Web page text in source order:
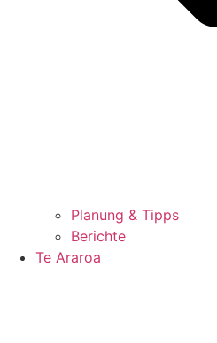
Planung & Tipps
Berichte
Te Araroa